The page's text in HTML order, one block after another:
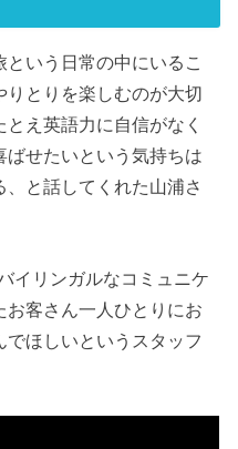
いう日常の中にいるこ
とりを楽しむのが大切
え英語力に自信がなく
せたいという気持ちは
と話してくれた山浦さ
イリンガルなコミュニケ
客さん一人ひとりにお
ほしいというスタッフ